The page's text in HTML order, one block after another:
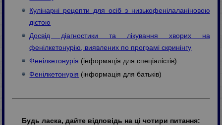
Кулінарні рецепти для осіб з низькофенілаланіновою
дієтою
Досвід діагностики та лікування хворих на
фенілкетонурію, виявлених по програмі скринінгу
Фенілкетонурія (інформація для спеціалістів)
Фенілкетонурія (інформація для батьків)
Будь ласка, дайте відповідь на ці чотири питання: